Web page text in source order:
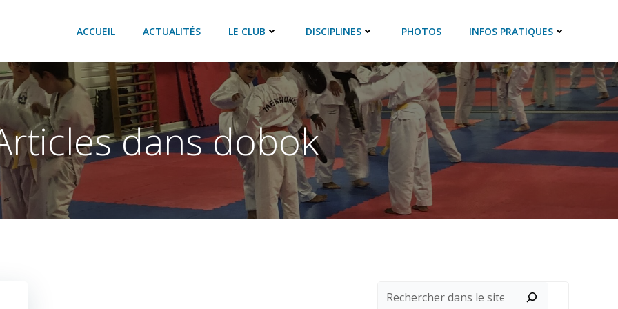
ACCUEIL ACTUALITÉS LE CLUB DISCIPLINES PHOTOS INFOS PRATIQUES
dans dobok
Rechercher